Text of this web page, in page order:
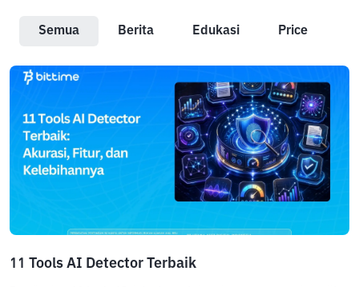
Semua Berita Edukasi Price
11 Tools AI Detector Terbaik